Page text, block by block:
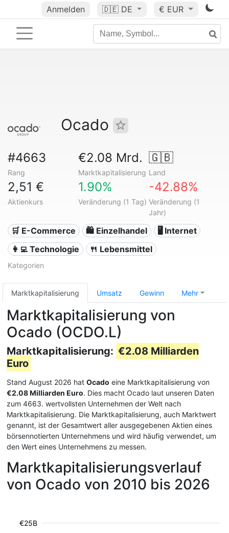
Anmelden 🇩🇪 DE € EUR
Ocado
#4663
Rang
€2.08 Mrd.
Marktkapitalisierung
🇬🇧
Land
2,51 €
Aktienkurs
1.90%
Veränderung (1 Tag)
-42.88%
Veränderung (1
Jahr)
🛒 E-Commerce 🛍️ Einzelhandel
🖥️ Internet
👩‍💻 Technologie
🍴 Lebensmittel
Kategorien
Marktkapitalisierung Umsatz Gewinn Mehr
Marktkapitalisierung von
Ocado (OCDO.L)
Marktkapitalisierung: €2.08 Milliarden
Euro
Stand August 2026 hat Ocado eine Marktkapitalisierung von
€2.08 Milliarden Euro. Dies macht Ocado laut unseren Daten
zum 4663. wertvollsten Unternehmen der Welt nach
Marktkapitalisierung. Die Marktkapitalisierung, auch Marktwert
genannt, ist der Gesamtwert aller ausgegebenen Aktien eines
börsennotierten Unternehmens und wird häufig verwendet, um
den Wert eines Unternehmens zu messen.
Marktkapitalisierungsverlauf
von Ocado von 2010 bis 2026
€25B